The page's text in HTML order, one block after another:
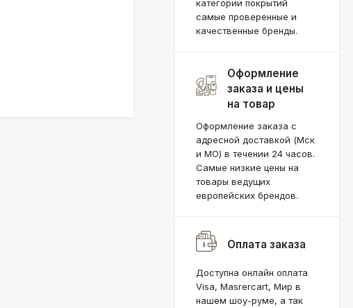
категории покрытий
самые проверенные и
качественные бренды.
Оформление
заказа и цены
на товар
Оформление заказа с
адресной доставкой (Мск
и МО) в течении 24 часов.
Самые низкие цены на
товары ведущих
европейских брендов.
Оплата заказа
Доступна онлайн оплата
Visa, Masrercart, Мир в
нашем шоу-руме, а так